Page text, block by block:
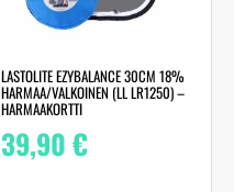
LASTOLITE EZYBALANCE 30CM 18%
HARMAA/VALKOINEN (LL LR1250) –
HARMAAKORTTI
39,90€